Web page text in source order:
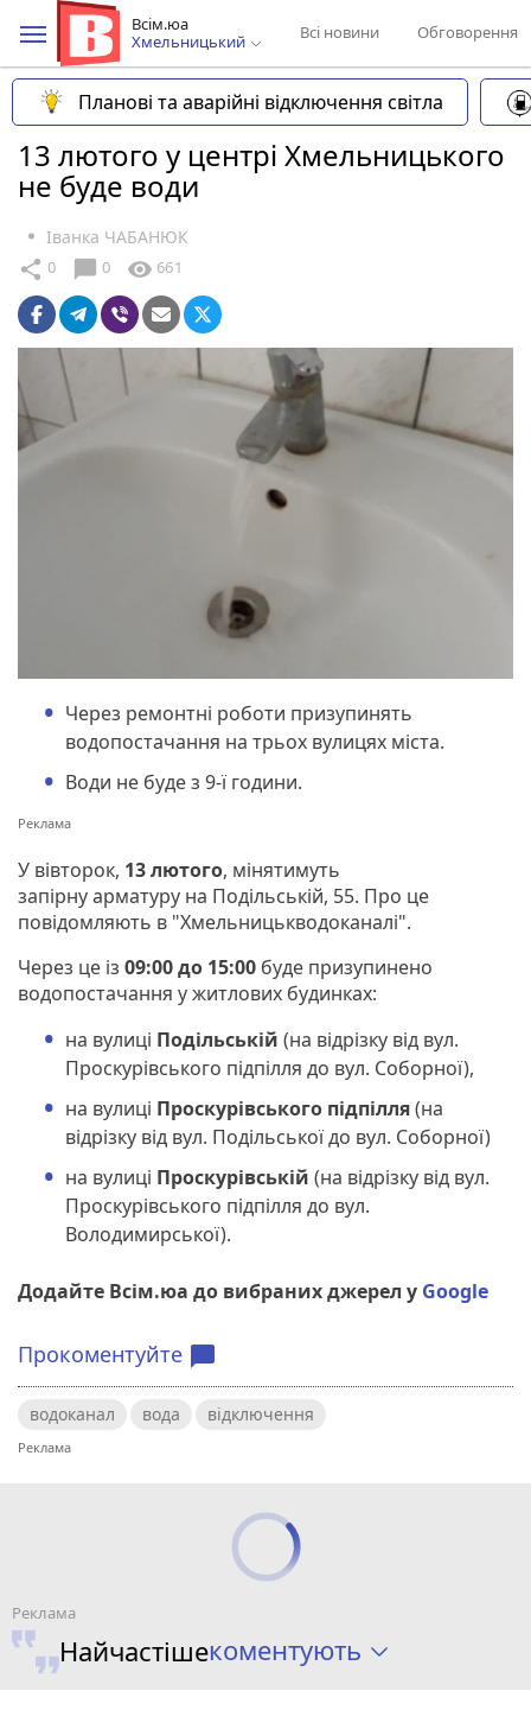
Всім.юа
Хмельницький
Всі новини Обговорення
Планові та аварійні відключення світла
13 лютого у центрі Хмельницького
не буде води
Іванка ЧАБАНЮК
share 0 chat_bubble 0 visibility 661
Через ремонтні роботи призупинять
водопостачання на трьох вулицях міста.
Води не буде з 9-ї години.
У вівторок, 13 лютого, мінятимуть
запірну арматуру на Подільській, 55. Про це
повідомляють в "Хмельницькводоканалі".
Через це із 09:00 до 15:00 буде призупинено
водопостачання у житлових будинках:
на вулиці Подільській (на відрізку від вул.
Проскурівського підпілля до вул. Соборної),
на вулиці Проскурівського підпілля(на
відрізку від вул. Подільської до вул. Соборної)
на вулиці Проскурівській (на відрізку від вул.
Проскурівського підпілля до вул.
Володимирської).
Додайте Всім.юа до вибраних джерел у Google
Прокоментуйте chat_bubble
водоканал вода відключення
Найчастішекоментують